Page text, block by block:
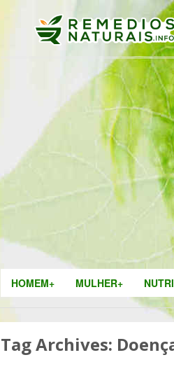
HOMEM+ MULHER+
Tag Archives: